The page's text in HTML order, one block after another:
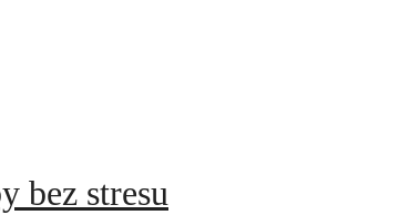
bez stresu